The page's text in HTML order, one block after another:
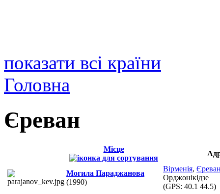
показати всі країни
Головна
Єреван
Місце
Могила Параджанова
(1990)
Вірменія,
Орджонікідзе
(GPS: 40.1 44.5)